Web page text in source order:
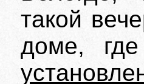
такой
доме,